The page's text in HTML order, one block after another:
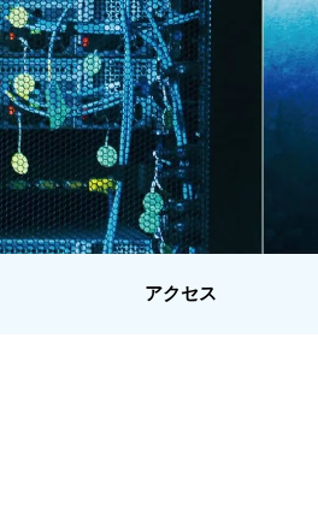
アクセス